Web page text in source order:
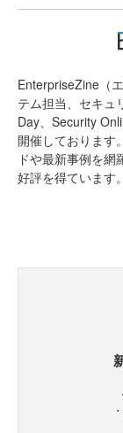
EnterpriseZine（
テム担当、セキュ
Day、Security
開催しております
ドや最新事例を網
好評を得ています。